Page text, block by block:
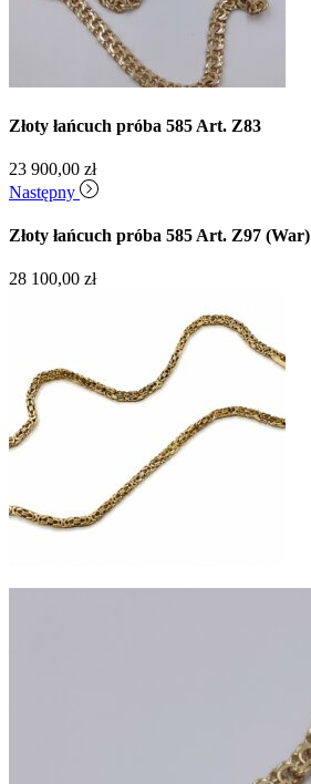
Złoty łańcuch próba 585 Art. Z83
23 900,00 zł
Następny
Złoty łańcuch próba 585 Art. Z97 (War)
28 100,00 zł